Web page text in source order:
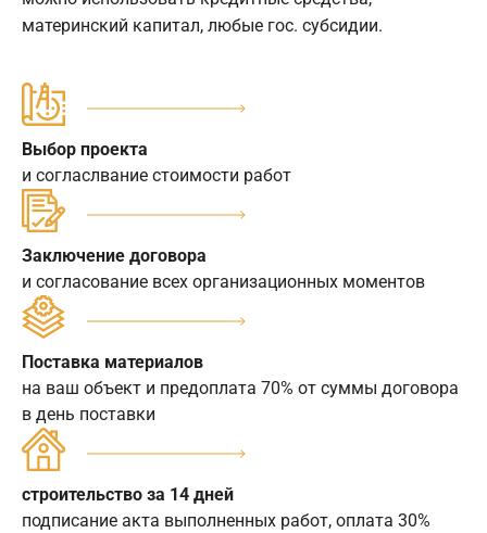
материнский капитал, любые гос. субсидии.
Выбор проекта
и согласлвание стоимости работ
Заключение договора
и согласование всех организационных моментов
Поставка материалов
на ваш объект и предоплата 70% от суммы договора
в день поставки
строительство за 14 дней
подписание акта выполненных работ, оплата 30%